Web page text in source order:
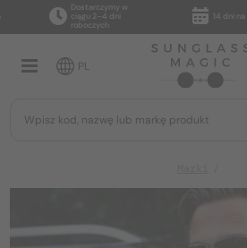
Dostarczymy w
ciągu 2–4 dni
roboczych
14 dni na
PL